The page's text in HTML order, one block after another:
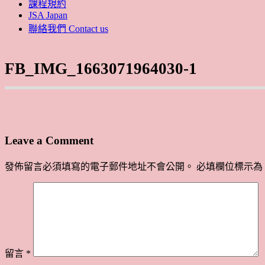
課程規約
JSA Japan
聯絡我們 Contact us
FB_IMG_1663071964030-1
Leave a Comment
發佈留言必須填寫的電子郵件地址不會公開。 必填欄位標示為
留言 *